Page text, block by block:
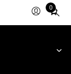
0
Total
items
cart: